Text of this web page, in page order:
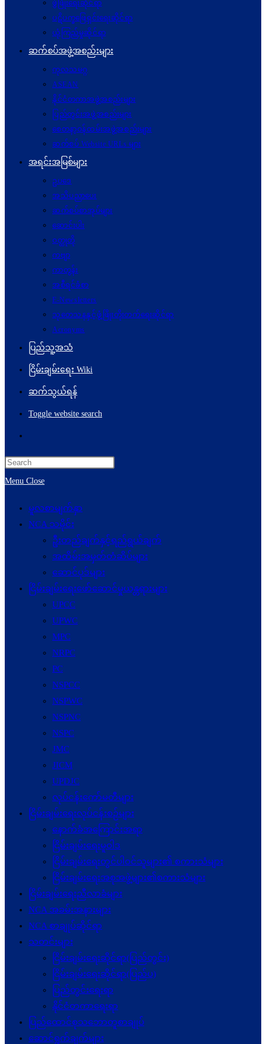
ဖွံဖြိုးရေးဆိုင်ရာ
ပဋိပက္ခ‌ဖြေရှင်းရေးဆိုင်ရာ
ယုံကြည်မှုဆိုင်ရာ
ဆက်စပ်အဖွဲ့အစည်းများ
ကုလသမဂ္ဂ
ASEAN
နိုင်ငံတကာအဖွဲ့အစည်းများ
ပြည်တွင်းအဖွဲ့အစည်းများ
စေတနာ့ဝန်ထမ်းအဖွဲ့အစည်းများ
ဆက်စပ် Website URLs များ
အရင်းအမြစ်များ
ဥပဒေ
အသိပညာပေး
ဆက်စပ်စာအုပ်များ
ဆောင်းပါး
ဝတ္ထုတို
ကဗျာ
ကာတွန်း
အစီရင်ခံစာ
E-Newsletters
သုတေသနနှင့်ဖွံ့ဖြိုးတိုးတက်ရေးဆိုင်ရာ
Acronyms
ပြည်သူ့အသံ
ငြိမ်းချမ်းရေး Wiki
ဆက်သွယ်ရန်
Toggle website search
Menu Close
မူလစာမျက်နှာ
NCA သမိုင်း
ဦးတည်ချက်နှင့်ရည်ရွယ်ချက်
အထိမ်းအမှတ်တံဆိပ်များ
ဆောင်ပုဒ်များ
ငြိမ်းချမ်းရေးဖော်‌ဆောင်မှုယန္တရားများ
UPCC
UPWC
MPC
NRPC
PC
NSPCC
NSPWC
NSPNC
NSPC
JMC
JICM
UPDJC
လုပ်ငန်းကော်မတီများ
ငြိမ်းချမ်းရေးလုပ်ငန်းစဉ်များ
နောက်ခံအကြောင်းအရာ
ငြိမ်းချမ်းရေးမူဝါဒ
ငြိမ်းချမ်းရေးတွင်ပါဝင်သူများ၏ စကားသံများ
ငြိမ်းချမ်းရေးအစုအဖွဲ့များ၏စကားသံများ
ငြိမ်းချမ်းရေးညီလာခံများ
NCA အခမ်းအနားများ
NCA စာချုပ်ဆိုင်ရာ
သတင်းများ
ငြိမ်းချမ်းရေးဆိုင်ရာ(ပြည်တွင်း)
ငြိမ်းချမ်းရေးဆိုင်ရာ(ပြည်ပ)
ပြည်တွင်းရေးရာ
နိုင်ငံတကာရေးရာ
ပြည်ထောင်စုသဘောတူစာချုပ်
ဆောင်ရွက်ချက်များ